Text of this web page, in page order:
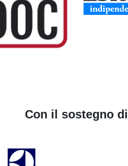
Con il sostegno di